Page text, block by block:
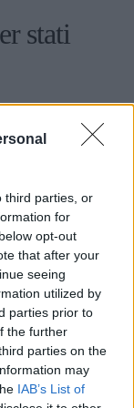
third parties, or
for
opt-out
that after your
seeing
utilized by
parties prior to
the further
parties on the
may
IAB’s List of
stati
WhatsApp: